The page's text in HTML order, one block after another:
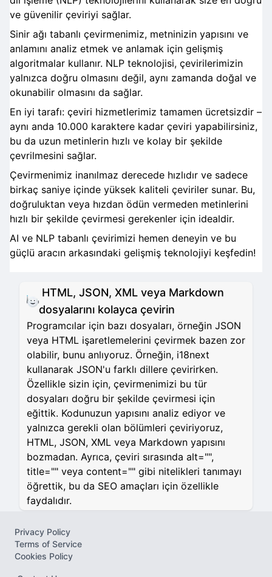
ve güvenilir çeviriyi sağlar.
Sinir ağı tabanlı çevirmenimiz, metninizin yapısını ve
anlamını analiz etmek ve anlamak için gelişmiş
algoritmalar kullanır. NLP teknolojisi, çevirilerimizin
yalnızca doğru olmasını değil, aynı zamanda doğal ve
okunabilir olmasını da sağlar.
En iyi tarafı: çeviri hizmetlerimiz tamamen ücretsizdir –
aynı anda 10.000 karaktere kadar çeviri yapabilirsiniz,
bu da uzun metinlerin hızlı ve kolay bir şekilde
çevrilmesini sağlar.
Çevirmenimiz inanılmaz derecede hızlıdır ve sadece
birkaç saniye içinde yüksek kaliteli çeviriler sunar. Bu,
doğruluktan veya hızdan ödün vermeden metinlerini
hızlı bir şekilde çevirmesi gerekenler için idealdir.
AI ve NLP tabanlı çevirimizi hemen deneyin ve bu
güçlü aracın arkasındaki gelişmiş teknolojiyi keşfedin!
HTML, JSON, XML veya Markdown
dosyalarını kolayca çevirin
Programcılar için bazı dosyaları, örneğin JSON
veya HTML işaretlemelerini çevirmek bazen zor
olabilir, bunu anlıyoruz. Örneğin, i18next
kullanarak JSON'u farklı dillere çevirirken.
Özellikle sizin için, çevirmenimizi bu tür
dosyaları doğru bir şekilde çevirmesi için
eğittik. Kodunuzun yapısını analiz ediyor ve
yalnızca gerekli olan bölümleri çeviriyoruz,
HTML, JSON, XML veya Markdown yapısını
bozmadan. Ayrıca, çeviri sırasında alt="",
title="" veya content="" gibi nitelikleri tanımayı
öğrettik, bu da SEO amaçları için özellikle
faydalıdır.
Privacy Policy
Terms of Service
Cookies Policy